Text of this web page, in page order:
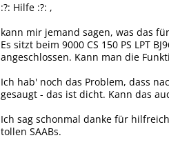
:?: Hilfe :?: ,
kann mir jemand sagen, was das
Es sitzt beim 9000 CS 150 PS LPT
angeschlossen. Kann man die
Ich hab' noch das Problem, dass
gesaugt - das ist dicht. Kann das
Ich sag schonmal danke für
tollen SAABs.